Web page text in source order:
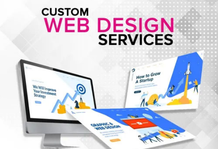
সিরামিক শিল্পের প্রযুক্তি ও উদ্ভাবনে চীন-
বাংলাদেশ সহযোগিতার আহ্বান
দেশ ও মানুষের কল্যাণে দায়িত্বশীলতার
সঙ্গে কাজ করতে ইউএনওদের প্রতি আহ্বান
প্রধানমন্ত্রীর
ঢাকার আকাশ আংশিক মেঘলা থাকতে